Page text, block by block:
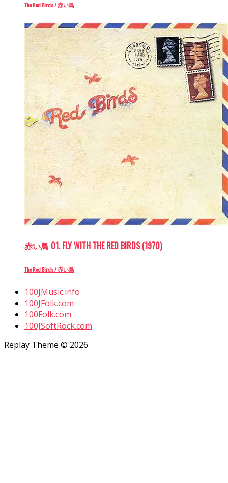
The Red Birds / 赤い鳥
赤い鳥 01. FLY WITH THE RED BIRDS (1970)
The Red Birds / 赤い鳥
100JMusic.info
100JFolk.com
100Folk.com
100JSoftRock.com
Replay Theme © 2026